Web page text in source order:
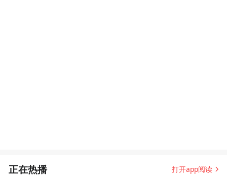
正在热播 打开app阅读